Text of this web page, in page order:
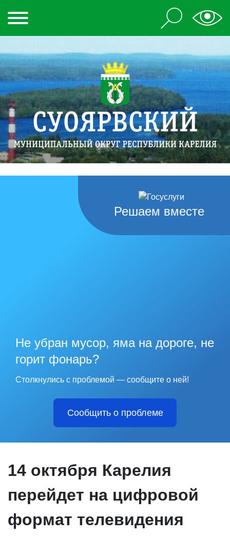
Решаем вместе
Не убран мусор, яма на дороге, не
горит фонарь?
Столкнулись с проблемой — сообщите о ней!
Сообщить о проблеме
14 октября Карелия
перейдет на цифровой
формат телевидения